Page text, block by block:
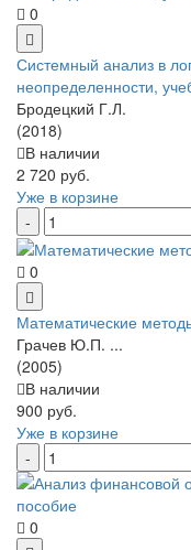
0
Системный анализ в
неопределенности,
Бродецкий Г.Л.
(2018)
В наличии
2 720 руб.
Уже в корзине
0
Математические
Грачев Ю.П. ...
(2005)
В наличии
900 руб.
Уже в корзине
0